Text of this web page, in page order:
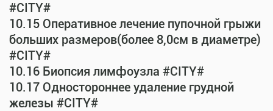
#CITY#
10.15 Оперативное лечение пупочной грыжи
больших размеров(более 8,0см в диаметре)
#CITY#
10.16 Биопсия лимфоузла #CITY#
10.17 Одностороннее удаление грудной
железы #CITY#